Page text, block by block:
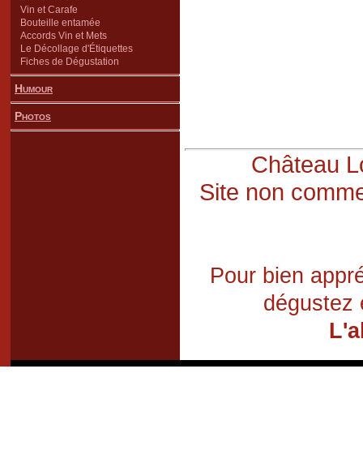
Vin et Carafe
Bouteille entamée
Accords Vin et Mets
Le Décollage d'Étiquettes
Fiches de Dégustation
Humour
Photos
Château
Site non
Pour bien
dégustez